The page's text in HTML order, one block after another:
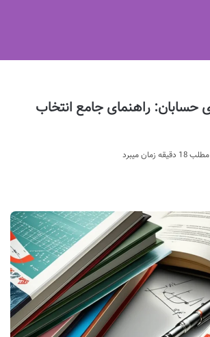
حسابان: راهنمای جامع انتخاب
زمان میبرد